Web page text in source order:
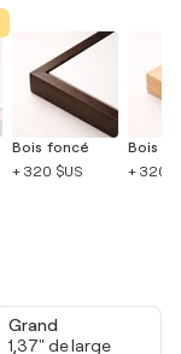
Bois foncé
+ 320 $US
Bois
+ 320
Grand
1,37" de large